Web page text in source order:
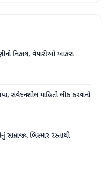
નિકાલ, વેપારીઓ આકરા
સંવેદનશીલ માહિતી લીક કરવાનો
બિસ્માર રસ્તાથી